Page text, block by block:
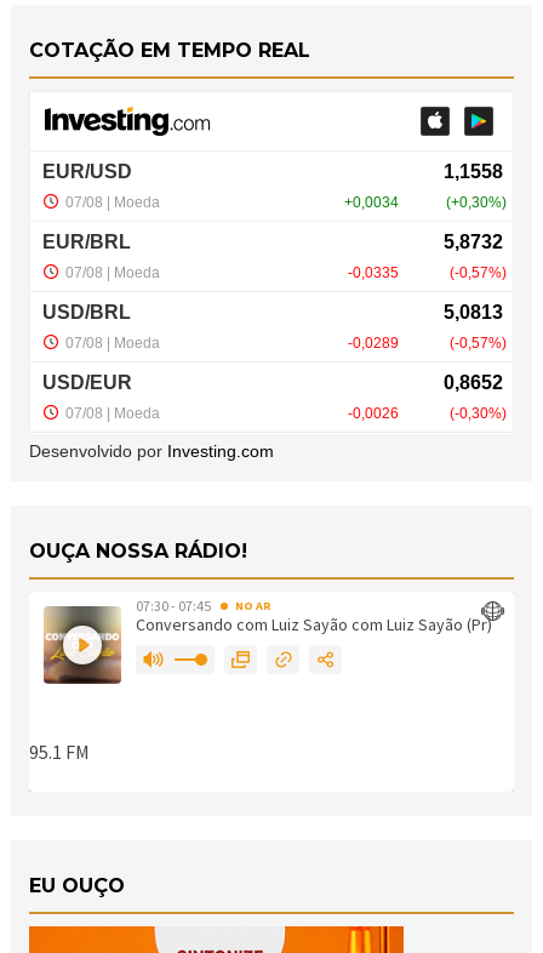
COTAÇÃO EM TEMPO REAL
Desenvolvido por Investing.com
OUÇA NOSSA RÁDIO!
EU OUÇO